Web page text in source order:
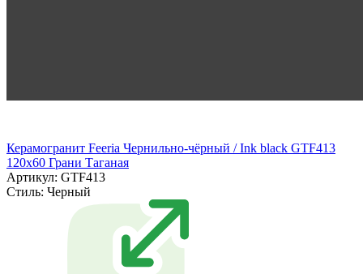
Керамогранит Feeria Чернильно‑чёрный / Ink black GTF413
120х60 Грани Таганая
Артикул: GTF413
Стиль: Черный